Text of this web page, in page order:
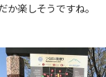
か楽しそうですね。